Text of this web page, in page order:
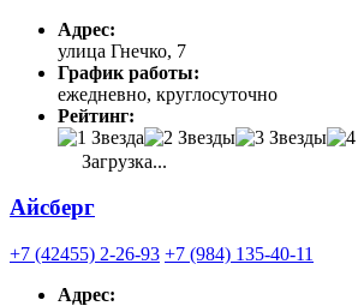
Адрес:
улица Гнечко, 7
График работы:
ежедневно, круглосуточно
Рейтинг:
Загрузка...
Айсберг
+7 (42455) 2-26-93 +7 (984) 135-40-11
Адрес: